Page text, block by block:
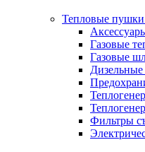
Тепловые пушки
Газовые
Газовые
Фильтры